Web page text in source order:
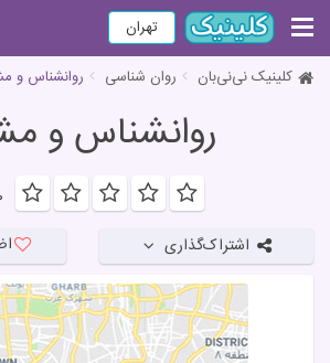
تهران
کلینیک نی‌نی‌بان روان شناسی روانشناس و
روانشناس و
۰
اشتراک‌گذاری